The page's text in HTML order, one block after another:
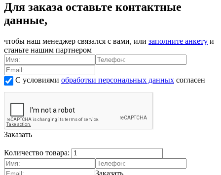
Для заказа оставьте контактные
данные,
чтобы наш менеджер связался с вами, или заполните анкету и
станьте нашим партнером
С условиями обработки персональных данных согласен
Заказать
Количество товара:
Заказать